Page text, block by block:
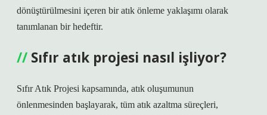
dönüştürülmesini içeren bir atık önleme yaklaşımı olarak
tanımlanan bir hedeftir.
Sıfır atık projesi nasıl işliyor?
Sıfır Atık Projesi kapsamında, atık oluşumunun
önlenmesinden başlayarak, tüm atık azaltma süreçleri,